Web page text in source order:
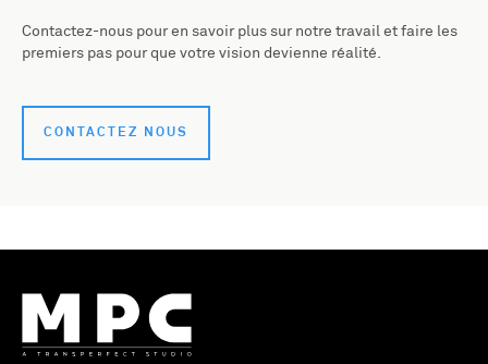
Contactez-nous pour en savoir plus sur notre travail et faire les
premiers pas pour que votre vision devienne réalité.
CONTACTEZ NOUS